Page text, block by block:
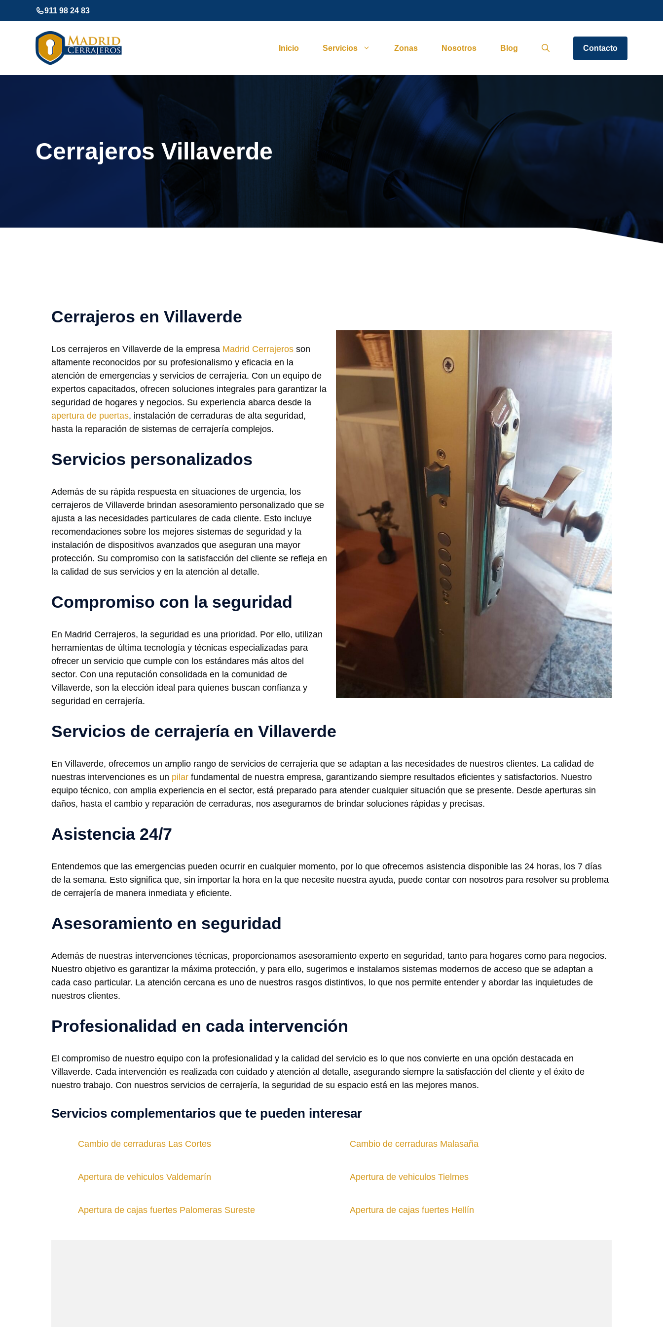
al
911 98 24 83
Inicio Servicios Zonas Nosotros Blog Contacto
Cerrajeros Villaverde
Cerrajeros en Villaverde
Los cerrajeros en Villaverde de la empresa Madrid Cerrajeros son
altamente reconocidos por su profesionalismo y eficacia en la
atención de emergencias y servicios de cerrajería. Con un equipo de
expertos capacitados, ofrecen soluciones integrales para garantizar la
seguridad de hogares y negocios. Su experiencia abarca desde la
apertura de puertas, instalación de cerraduras de alta seguridad,
hasta la reparación de sistemas de cerrajería complejos.
Servicios personalizados
Además de su rápida respuesta en situaciones de urgencia, los
cerrajeros de Villaverde brindan asesoramiento personalizado que se
ajusta a las necesidades particulares de cada cliente. Esto incluye
recomendaciones sobre los mejores sistemas de seguridad y la
instalación de dispositivos avanzados que aseguran una mayor
protección. Su compromiso con la satisfacción del cliente se refleja en
la calidad de sus servicios y en la atención al detalle.
Compromiso con la seguridad
En Madrid Cerrajeros, la seguridad es una prioridad. Por ello, utilizan
herramientas de última tecnología y técnicas especializadas para
ofrecer un servicio que cumple con los estándares más altos del
sector. Con una reputación consolidada en la comunidad de
Villaverde, son la elección ideal para quienes buscan confianza y
seguridad en cerrajería.
Servicios de cerrajería en Villaverde
En Villaverde, ofrecemos un amplio rango de servicios de cerrajería que se adaptan a las necesidades de nuestros clientes. La calidad de
nuestras intervenciones es un pilar fundamental de nuestra empresa, garantizando siempre resultados eficientes y satisfactorios. Nuestro
equipo técnico, con amplia experiencia en el sector, está preparado para atender cualquier situación que se presente. Desde aperturas sin
daños, hasta el cambio y reparación de cerraduras, nos aseguramos de brindar soluciones rápidas y precisas.
Asistencia 24/7
Entendemos que las emergencias pueden ocurrir en cualquier momento, por lo que ofrecemos asistencia disponible las 24 horas, los 7 días
de la semana. Esto significa que, sin importar la hora en la que necesite nuestra ayuda, puede contar con nosotros para resolver su problema
de cerrajería de manera inmediata y eficiente.
Asesoramiento en seguridad
Además de nuestras intervenciones técnicas, proporcionamos asesoramiento experto en seguridad, tanto para hogares como para negocios.
Nuestro objetivo es garantizar la máxima protección, y para ello, sugerimos e instalamos sistemas modernos de acceso que se adaptan a
cada caso particular. La atención cercana es uno de nuestros rasgos distintivos, lo que nos permite entender y abordar las inquietudes de
nuestros clientes.
Profesionalidad en cada intervención
El compromiso de nuestro equipo con la profesionalidad y la calidad del servicio es lo que nos convierte en una opción destacada en
Villaverde. Cada intervención es realizada con cuidado y atención al detalle, asegurando siempre la satisfacción del cliente y el éxito de
nuestro trabajo. Con nuestros servicios de cerrajería, la seguridad de su espacio está en las mejores manos.
Servicios complementarios que te pueden interesar
Cambio de cerraduras Las Cortes Cambio de cerraduras Malasaña
Apertura de vehiculos Valdemarín Apertura de vehiculos Tielmes
Apertura de cajas fuertes Palomeras Sureste Apertura de cajas fuertes Hellín